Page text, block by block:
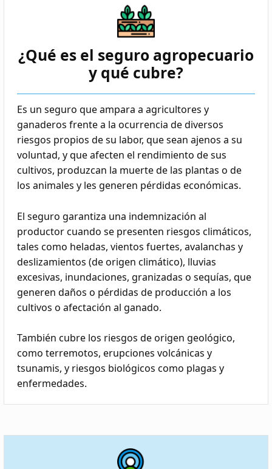
¿Qué es el seguro agropecuario
y qué cubre?
Es un seguro que ampara a agricultores y
ganaderos frente a la ocurrencia de diversos
riesgos propios de su labor, que sean ajenos a su
voluntad, y que afecten el rendimiento de sus
cultivos, produzcan la muerte de las plantas o de
los animales y les generen pérdidas económicas.
El seguro garantiza una indemnización al
productor cuando se presenten riesgos climáticos,
tales como heladas, vientos fuertes, avalanchas y
deslizamientos (de origen climático), lluvias
excesivas, inundaciones, granizadas o sequías, que
generen daños o pérdidas de producción a los
cultivos o afectación al ganado.
También cubre los riesgos de origen geológico,
como terremotos, erupciones volcánicas y
tsunamis, y riesgos biológicos como plagas y
enfermedades.